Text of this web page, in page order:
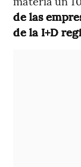
de las
de la I+D